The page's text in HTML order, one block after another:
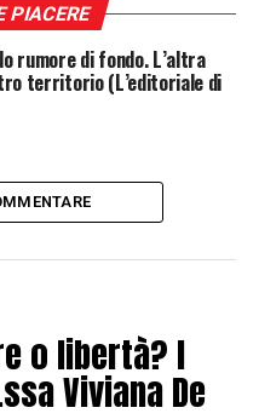
mestruale e dagli
dallo stress, dalla
assunti e perfino
questo un aumento
ingrassare,
i progressi?
PIACERE
rumore di fondo. L’altra
territorio (L’editoriale di
o libertà? I
Viviana De